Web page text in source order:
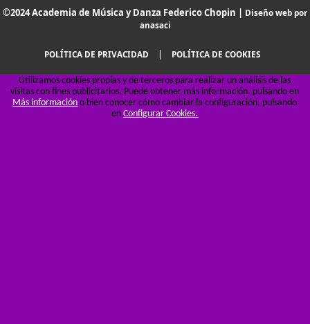
©2024 Academia de Música y Danza Federico Chopin | Diseño web por
anasaci
POLÍTICA DE PRIVACIDAD | POLÍTICA DE COOKIES
Utilizamos cookies propias y de terceros para realizar un análisis de las
visitas con fines publicitarios. Puede obtener más información, pulsando en
Más información o bien conocer cómo cambiar la configuración, pulsando
enConfigurar Cookies.